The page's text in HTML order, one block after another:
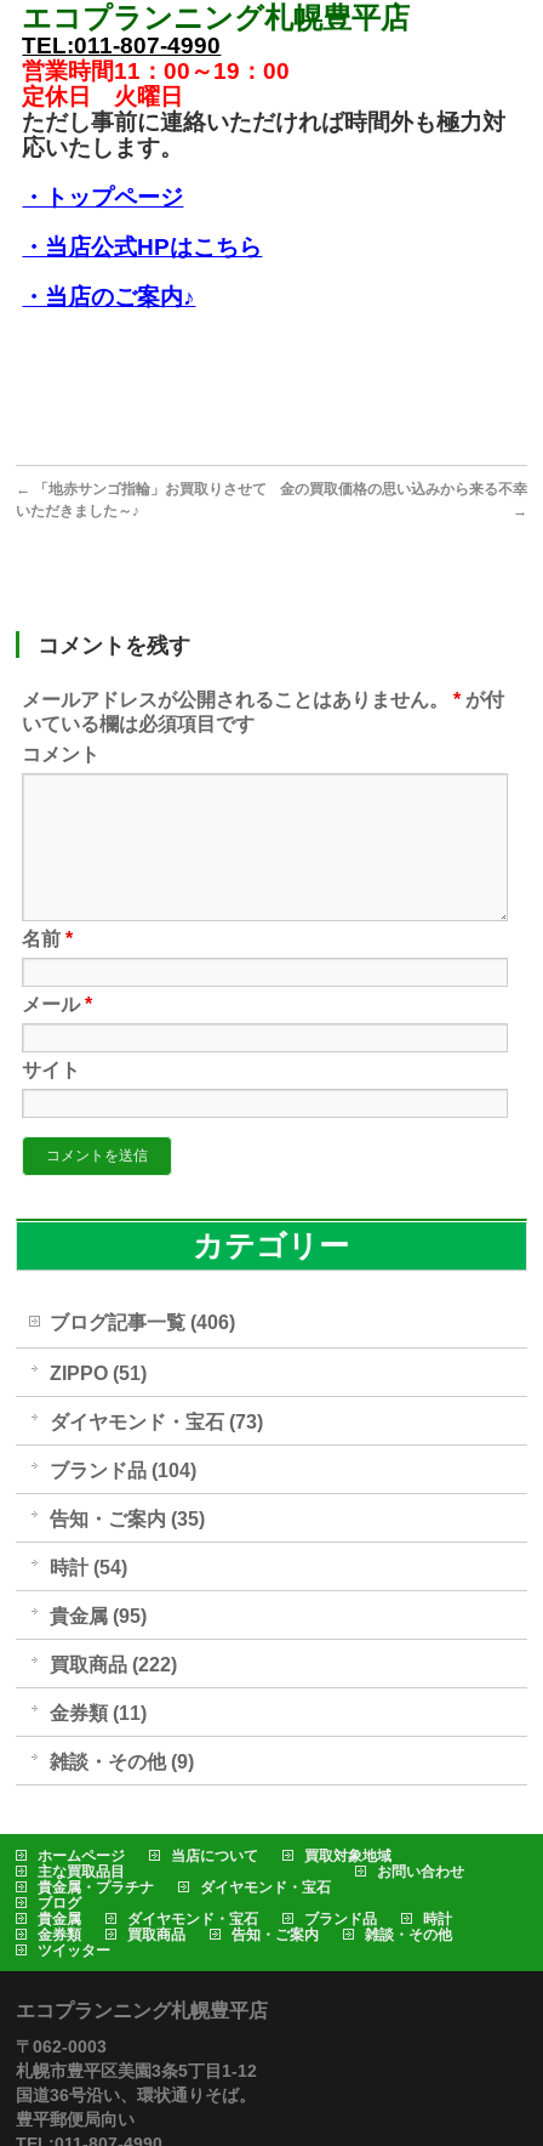
エコプランニング札幌豊平店
TEL:011-807-4990
営業時間11：00～19：00
定休日 火曜日
ただし事前に連絡いただければ時間外も極力対
応いたします。
・トップページ
・当店公式HPはこちら
・当店のご案内♪
←
「地赤サンゴ指輪」お買取りさせて
いただきました～♪
金の買取価格の思い込みから来る不幸
→
コメントを残す
メールアドレスが公開されることはありません。 * が付
いている欄は必須項目です
コメント
名前*
メール*
サイト
カテゴリー
ブログ記事一覧 (406)
ZIPPO (51)
ダイヤモンド・宝石 (73)
ブランド品 (104)
告知・ご案内 (35)
時計 (54)
貴金属 (95)
買取商品 (222)
金券類 (11)
雑談・その他 (9)
ホームページ 当店について
買取対象地域
主な買取品目
貴金属・プラチナ
ダイヤモンド・宝石
お問い合わせ
ブログ
貴金属
ダイヤモンド・宝石 ブランド品
時計
金券類
買取商品 告知・ご案内
雑談・その他
ツイッター
エコプランニング札幌豊平店
〒062-0003
札幌市豊平区美園3条5丁目1-12
国道36号沿い、環状通りそば。
豊平郵便局向い